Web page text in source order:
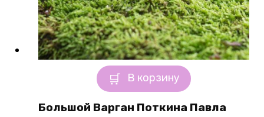
В корзину
Большой Варган Поткина Павла